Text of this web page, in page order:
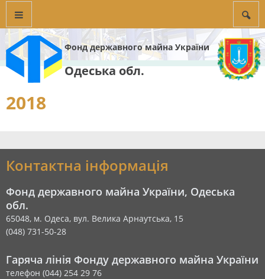
Фонд державного майна України
Одеська обл.
2018
Контактна інформація
Фонд державного майна України, Одеська
обл.
65048, м. Одеса, вул. Велика Арнаутська, 15
(048) 731-50-28
Гаряча лінія Фонду державного майна України
телефон (044) 254 29 76